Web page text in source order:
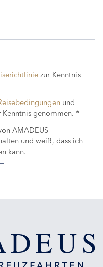
zur Kenntnis
und
Kenntnis genommen. *
AMADEUS
und weiß, dass ich
kann.